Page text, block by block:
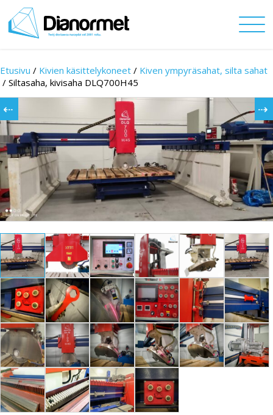
Etusivu / Kivien käsittelykoneet / Kiven ympyräsahat, silta sahat
/ Siltasaha, kivisaha DLQ700H45